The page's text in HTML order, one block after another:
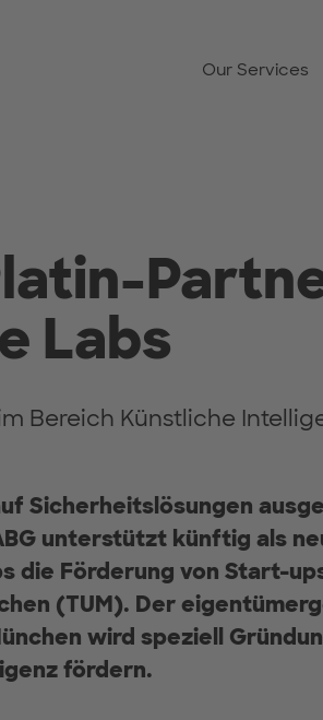
Our Services
Labs
Bereich Künstliche
Sicherheitslösungen
unterstützt künftig als
die Förderung von Start-
(TUM). Der
wird speziell
fördern.